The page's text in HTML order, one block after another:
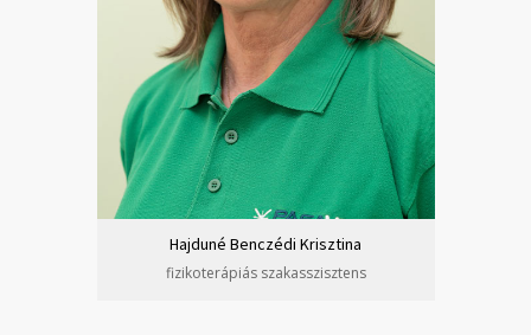
Hajduné Benczédi Krisztina
fizikoterápiás szakasszisztens